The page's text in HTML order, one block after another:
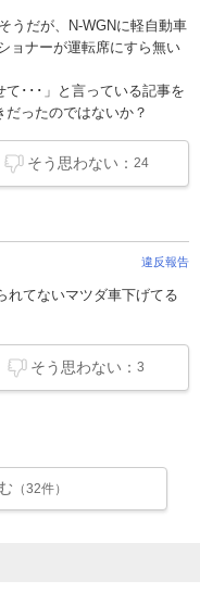
うだが、N-WGNに軽自動車
ョナーが運転席にすら無い
･･･」と言っている記事を
ったのではないか？
そう思わない： 24
違反報告
れてないマツダ車下げてる
そう思わない：3
（32件）